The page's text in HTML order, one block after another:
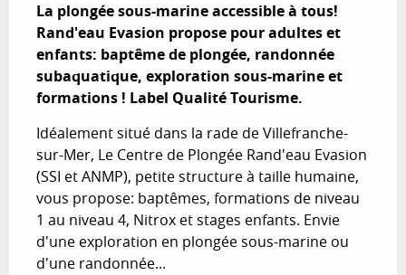
La plongée sous-marine accessible à tous!
Rand'eau Evasion propose pour adultes et
enfants: baptême de plongée, randonnée
subaquatique, exploration sous-marine et
formations ! Label Qualité Tourisme.
Idéalement situé dans la rade de Villefranche-
sur-Mer, Le Centre de Plongée Rand'eau Evasion
(SSI et ANMP), petite structure à taille humaine,
vous propose: baptêmes, formations de niveau
1 au niveau 4, Nitrox et stages enfants. Envie
d'une exploration en plongée sous-marine ou
d'une randonnée...